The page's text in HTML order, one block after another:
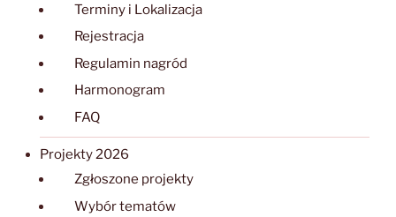
Terminy i Lokalizacja
Rejestracja
Regulamin nagród
Harmonogram
FAQ
Projekty 2026
Zgłoszone projekty
Wybór tematów